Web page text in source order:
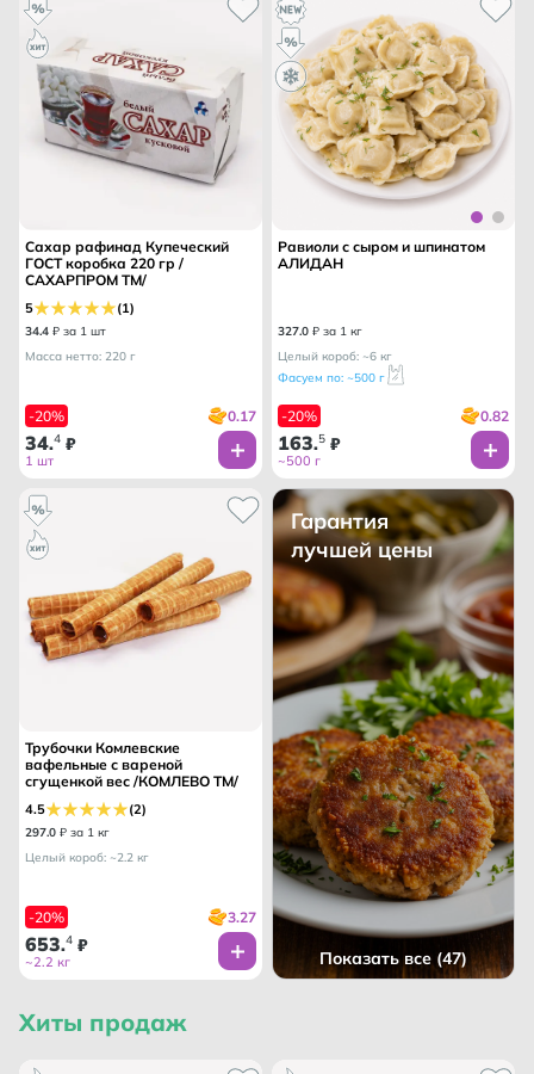
Сахар рафинад Купеческий
ГОСТ коробка 220 гр /
САХАРПРОМ ТМ/
5 (1)
34.4 ₽ за 1 шт
Масса нетто: 220 г
-20% 0.17
34.4 ₽
1 шт
Равиоли с сыром и шпинатом
АЛИДАН
327.0 ₽ за 1 кг
Целый короб: ~6 кг
Фасуем по: ~500 г
-20% 0.82
163.5 ₽
~500 г
Трубочки Комлевские
вафельные с вареной
сгущенкой вес /КОМЛЕВО ТМ/
4.5 (2)
297.0 ₽ за 1 кг
Целый короб: ~2.2 кг
-20% 3.27
653.4 ₽
~2.2 кг
Гарантия
лучшей цены
Показать все (47)
Хиты продаж